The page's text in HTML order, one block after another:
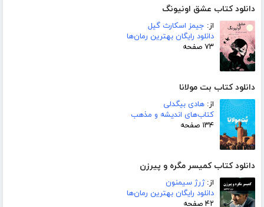
دانلود کتاب عشق اونیونگ
از: جیمز اسکارث گیل
دانلود رایگان بهترین رمان‌ها
۷۳ صفحه
دانلود کتاب بت مولانا
از: هادی بیگدلی
کتاب‌های اندیشه و مذهب
۱۳۴ صفحه
دانلود کتاب کمیسر مگره و پیرزن
از:ژرژ سیمنون
دانلود رایگان بهترین رمان‌ها
۴۲ صفحه